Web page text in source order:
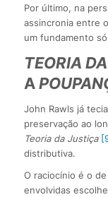
Por último, na
assincronia entre
um fundamento
TEORIA
A
John Rawls já
preservação ao
Teoria da Justiça
distributiva.
O raciocínio é o
envolvidas